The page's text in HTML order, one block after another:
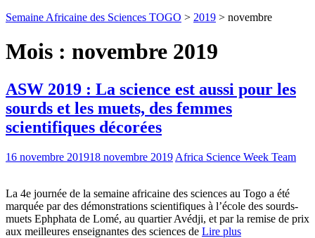
Semaine Africaine des Sciences TOGO > 2019 > novembre
Mois : novembre 2019
ASW 2019 : La science est aussi pour les
sourds et les muets, des femmes
scientifiques décorées
16 novembre 201918 novembre 2019 Africa Science Week Team
La 4e journée de la semaine africaine des sciences au Togo a été
marquée par des démonstrations scientifiques à l’école des sourds-
muets Ephphata de Lomé, au quartier Avédji, et par la remise de prix
aux meilleures enseignantes des sciences de Lire plus